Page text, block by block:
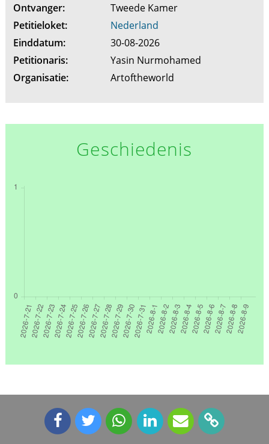
Ontvanger:
Tweede Kamer
Petitieloket:
Nederland
Einddatum:
30-08-2026
Petitionaris:
Yasin Nurmohamed
Organisatie:
Artoftheworld
Geschiedenis